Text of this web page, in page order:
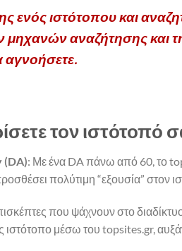
ενός ιστότοπου και
αναζήτησης και
αγνοήσετε.
τον ιστότοπό
(DA): Με ένα DA πάνω από 60, το
πολύτιμη “εξουσία” στον
που ψάχνουν στο
μέσω του topsites.gr,